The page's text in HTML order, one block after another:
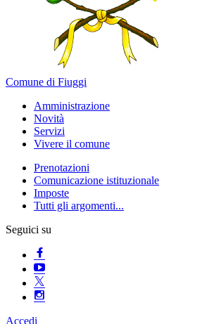
Comune di Fiuggi
Amministrazione
Novità
Servizi
Vivere il comune
Prenotazioni
Comunicazione istituzionale
Imposte
Tutti gli argomenti...
Seguici su
Accedi